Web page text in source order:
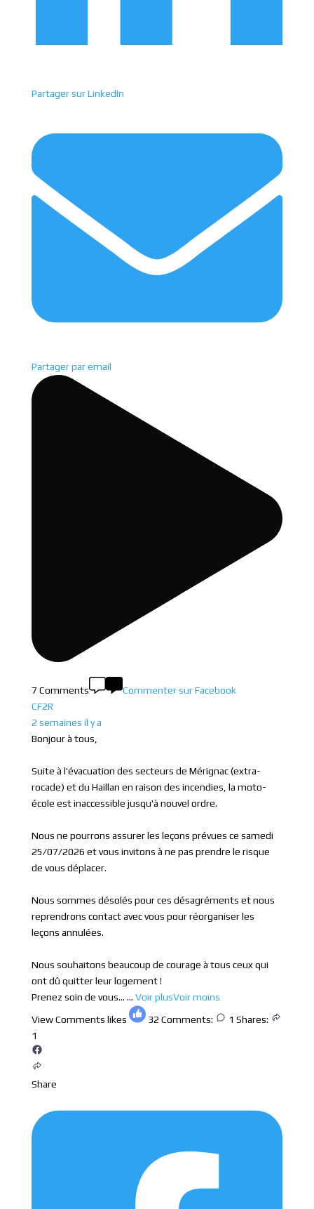
Partager sur LinkedIn
Partager par email
7 Comments
Commenter sur Facebook
CF2R
2 semaines il y a
Bonjour à tous,
Suite à l'évacuation des secteurs de Mérignac (extra-
rocade) et du Haillan en raison des incendies, la moto-
école est inaccessible jusqu'à nouvel ordre.
Nous ne pourrons assurer les leçons prévues ce samedi
25/07/2026 et vous invitons à ne pas prendre le risque
de vous déplacer.
Nous sommes désolés pour ces désagréments et nous
reprendrons contact avec vous pour réorganiser les
leçons annulées.
Nous souhaitons beaucoup de courage à tous ceux qui
ont dû quitter leur logement !
Prenez soin de vous... ... Voir plusVoir moins
View Comments likes 32 Comments: 1 Shares:
1
Share